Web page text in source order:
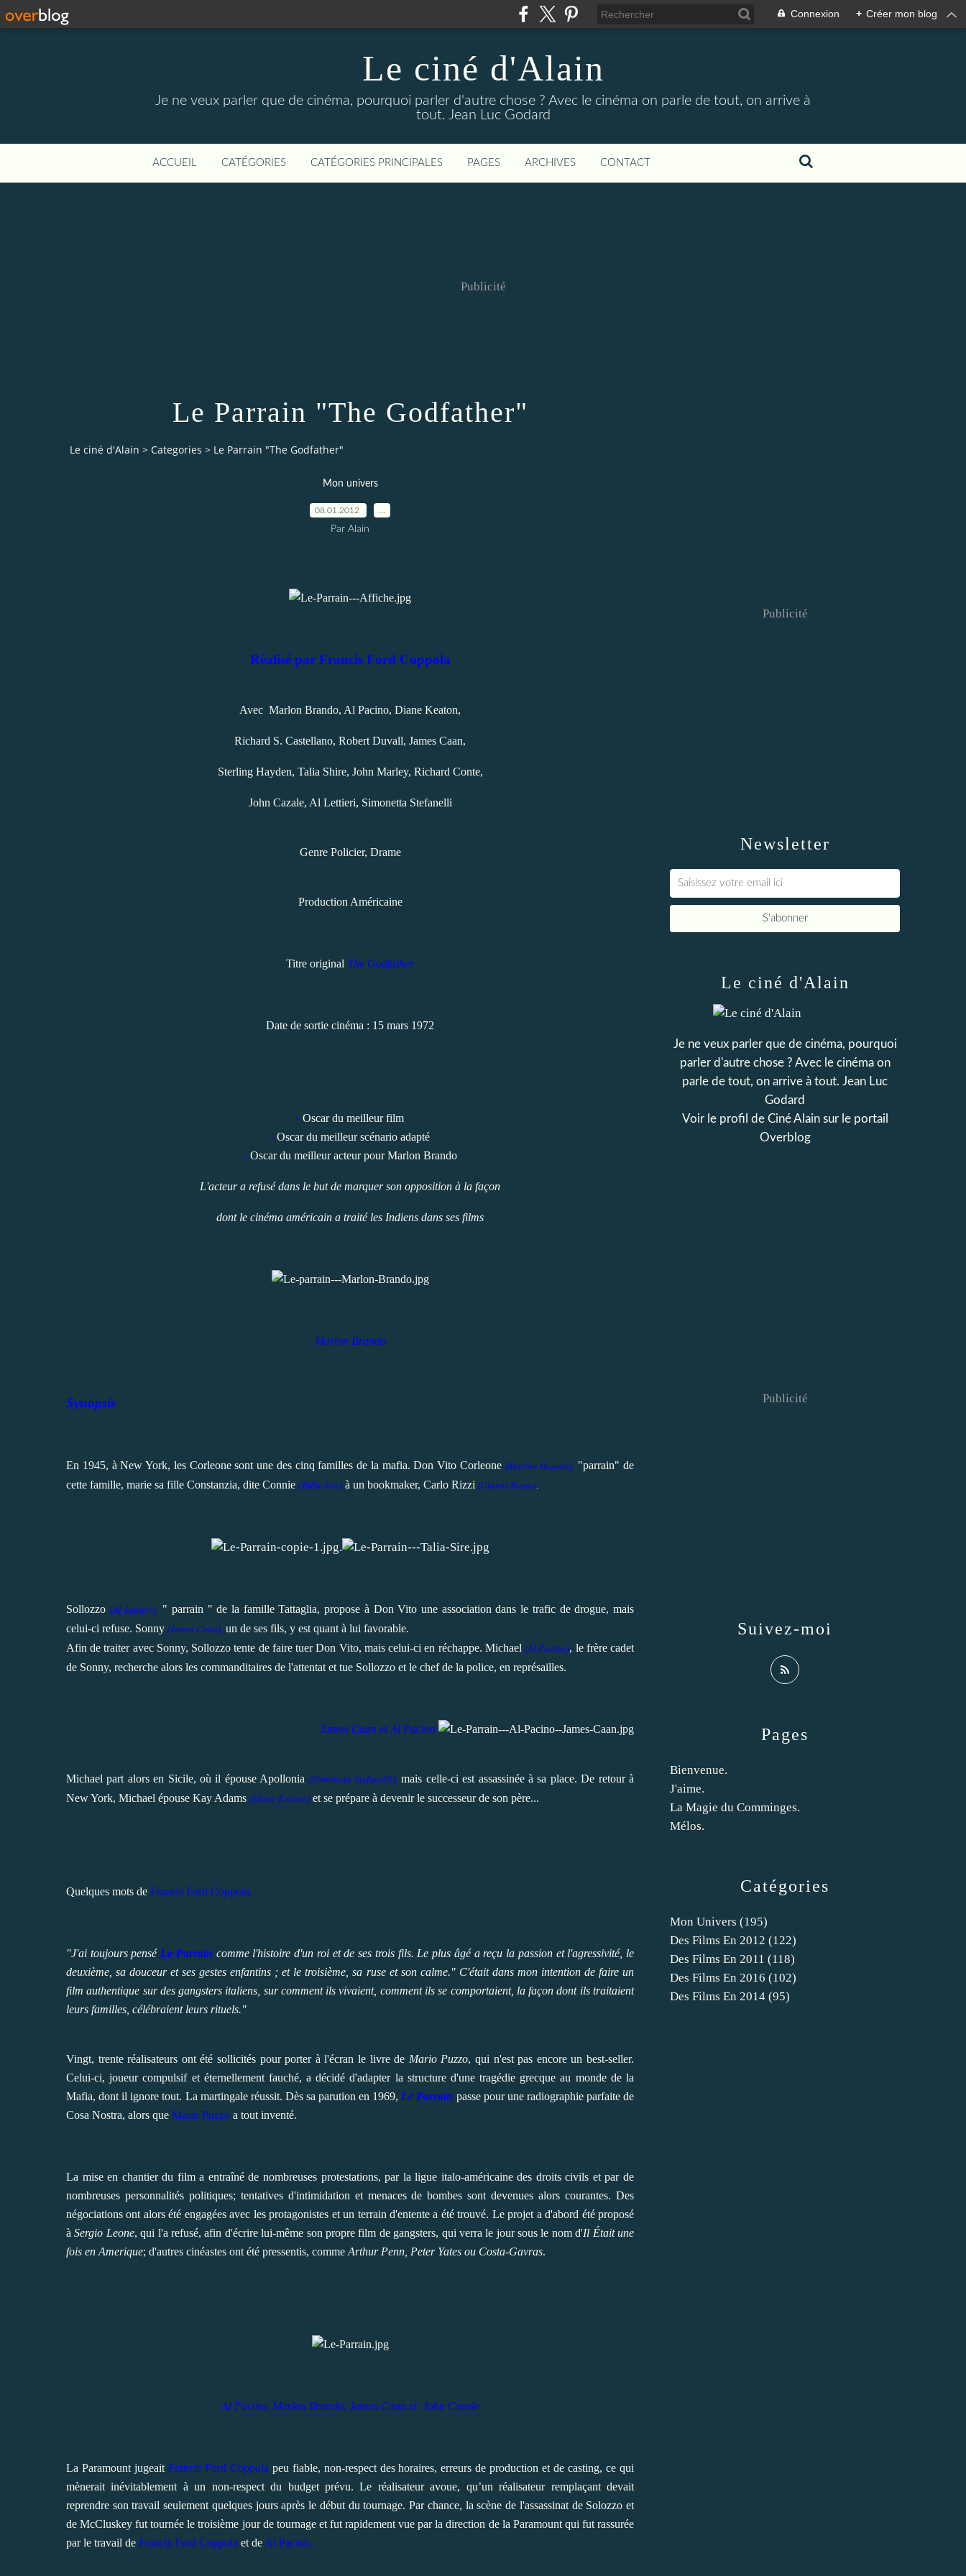
Connexion + Créer mon blog
Le ciné d'Alain
Je ne veux parler que de cinéma, pourquoi parler d'autre chose ? Avec le cinéma on parle de tout, on arrive à
tout. Jean Luc Godard
ACCUEIL CATÉGORIES CATÉGORIES PRINCIPALES PAGES ARCHIVES CONTACT
Publicité
Le Parrain "The Godfather"
Le ciné d'Alain > Categories > Le Parrain "The Godfather"
Mon univers
08.01.2012
Par Alain
Réalisé par Francis Ford Coppola
Avec Marlon Brando, Al Pacino, Diane Keaton,
Richard S. Castellano, Robert Duvall, James Caan,
Sterling Hayden, Talia Shire, John Marley, Richard Conte,
John Cazale, Al Lettieri, Simonetta Stefanelli
Genre Policier, Drame
Production Américaine
Titre original The Godfather
Date de sortie cinéma : 15 mars 1972
- Oscar du meilleur film
- Oscar du meilleur scénario adapté
- Oscar du meilleur acteur pour Marlon Brando
L'acteur a refusé dans le but de marquer son opposition à la façon
dont le cinéma américain a traité les Indiens dans ses films
Marlon Brando
Synopsis
En 1945, à New York, les Corleone sont une des cinq familles de la mafia. Don Vito Corleone (Marlon Brando), "parrain" de
cette famille, marie sa fille Constanzia, dite Connie (Talia Sire) à un bookmaker, Carlo Rizzi (Gianni Russo)
.
Sollozzo (Al Lettieri),
" parrain " de la famille Tattaglia, propose à Don Vito une association dans le trafic de drogue, mais
celui-ci refuse. Sonny (James Caan), un de ses fils, y est quant à lui favorable.
Afin de traiter avec Sonny, Sollozzo tente de faire tuer Don Vito, mais celui-ci en réchappe. Michael(Al Pacino), le frère cadet
de Sonny, recherche alors les commanditaires de l'attentat et tue Sollozzo et le chef de la police, en représailles.
James Caan et Al Pacino
Michael part alors en Sicile, où il épouse Apollonia (Simonetta Stefanelli), mais celle-ci est assassinée à sa place. De retour à
New York, Michael épouse Kay Adams (Diane Keaton) et se prépare à devenir le successeur de son père...
Quelques mots de Francis Ford Coppola.
"J'ai toujours pensé Le Parrain comme l'histoire d'un roi et de ses trois fils. Le plus âgé a reçu la passion et l'agressivité, le
deuxième, sa douceur et ses gestes enfantins ; et le troisième, sa ruse et son calme." C'était dans mon intention de faire un
film authentique sur des gangsters italiens, sur comment ils vivaient, comment ils se comportaient, la façon dont ils traitaient
leurs familles, célébraient leurs rituels."
Vingt, trente réalisateurs ont été sollicités pour porter à l'écran le livre de Mario Puzzo, qui n'est pas encore un best-seller.
Celui-ci, joueur compulsif et éternellement fauché, a décidé d'adapter la structure d'une tragédie grecque au monde de la
Mafia, dont il ignore tout. La martingale réussit. Dès sa parution en 1969, Le Parrain passe pour une radiographie parfaite de
Cosa Nostra, alors que Mario Puzzo a tout inventé.
La mise en chantier du film a entraîné de nombreuses protestations, par la ligue italo-américaine des droits civils et par de
nombreuses personnalités politiques; tentatives d'intimidation et menaces de bombes sont devenues alors courantes. Des
négociations ont alors été engagées avec les protagonistes et un terrain d'entente a été trouvé. Le projet a d'abord été proposé
àSergio Leone, qui l'a refusé, afin d'écrire lui-même son propre film de gangsters, qui verra le jour sous le nom d'Il Était une
fois en Amerique; d'autres cinéastes ont été pressentis, comme Arthur Penn, Peter Yates ou Costa-Gavras.
Al Pacino, Marlon Brando, James Caan et John Cazale
La Paramount jugeait Francis Ford Coppola peu fiable, non-respect des horaires, erreurs de production et de casting, ce qui
mènerait inévitablement à un non-respect du budget prévu. Le réalisateur avoue, qu’un réalisateur remplaçant devait
reprendre son travail seulement quelques jours après le début du tournage. Par chance, la scène de l'assassinat de Solozzo et
de McCluskey fut tournée le troisième jour de tournage et fut rapidement vue par la direction de la Paramount qui fut rassurée
par le travail de Francis Ford Coppola et de Al Pacino.
Newsletter
Publicité
Catégories
Mon Univers (195)
Des Films En 2012 (122)
Des Films En 2011 (118)
Des Films En 2016 (102)
Des Films En 2014 (95)
Pages
Bienvenue.
J'aime.
La Magie du Comminges.
Mélos.
Le ciné d'Alain
Je ne veux parler que de cinéma, pourquoi
parler d'autre chose ? Avec le cinéma on
parle de tout, on arrive à tout. Jean Luc
Godard
Voir le profil de Ciné Alainsur le portail
Overblog
Suivez-moi
Publicité